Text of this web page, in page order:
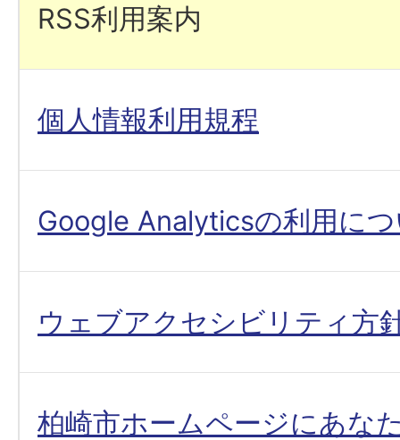
RSS利用案内
個人情報利用規程
Google Analyticsの利用に
ウェブアクセシビリティ方
柏崎市ホームページにあな